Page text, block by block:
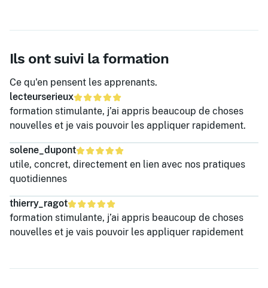
Ils ont suivi la formation
Ce qu'en pensent les apprenants.
lecteurserieux
formation stimulante, j’ai appris beaucoup de choses
nouvelles et je vais pouvoir les appliquer rapidement.
solene_dupont
utile, concret, directement en lien avec nos pratiques
quotidiennes
thierry_ragot
formation stimulante, j’ai appris beaucoup de choses
nouvelles et je vais pouvoir les appliquer rapidement